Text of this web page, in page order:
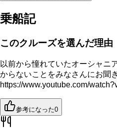
乗船記
このクルーズを選んだ理由
以前から憧れていたオーシャニ
からないことをみなさんにお聞
https://www.youtube.com/
参考になった0